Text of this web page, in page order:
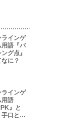
ラインゲ
用語『パ
ング点』
なに？
ラインゲ
用語
』と
手口と回